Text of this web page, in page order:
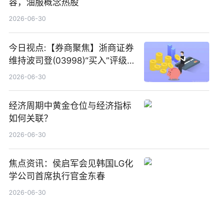
容，油服概念热股
2026-06-30
今日视点:【券商聚焦】浙商证券
维持波司登(03998)“买入”评级
指其业绩高质量稳增长
2026-06-30
经济周期中黄金仓位与经济指标
如何关联？
2026-06-30
焦点资讯：侯启军会见韩国LG化
学公司首席执行官金东春
2026-06-30